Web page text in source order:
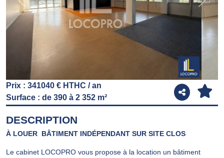
Previous Next
Prix : 341040 € HTHC / an
Surface : de 390 à 2 352 m²
DESCRIPTION
À LOUER  BÂTIMENT INDÉPENDANT SUR SITE CLOS
Le cabinet LOCOPRO vous propose à la location un bâtiment